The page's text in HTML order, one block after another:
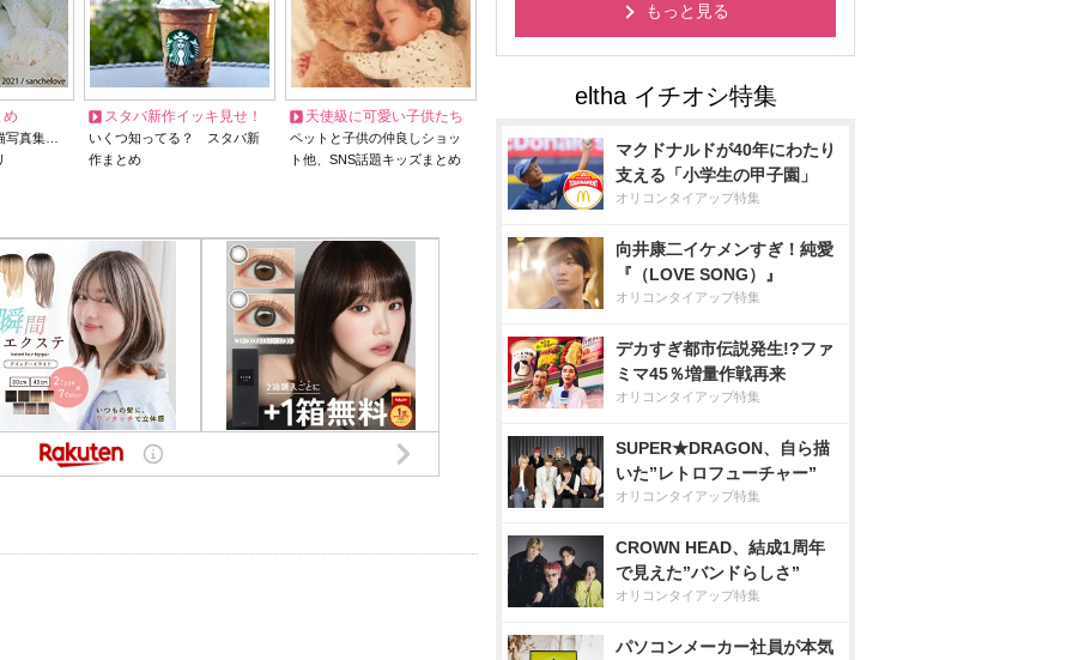
め
写真集…
スタバ新作イッキ見せ！
いくつ知ってる？ スタバ新
作まとめ
天使級に可愛い子供たち
ペットと子供の仲良しショッ
ト他、SNS話題キッズまとめ
もっと見る
マクドナルドが40年にわたり
支える「小学生の甲子園」
オリコンタイアップ特集
向井康二イケメンすぎ！純愛
『（LOVE SONG）』
オリコンタイアップ特集
デカすぎ都市伝説発生!?ファ
ミマ45％増量作戦再来
オリコンタイアップ特集
SUPER★DRAGON、自ら描
いた”レトロフューチャー”
オリコンタイアップ特集
CROWN HEAD、結成1周年
で見えた”バンドらしさ”
オリコンタイアップ特集
パソコンメーカー社員が本気